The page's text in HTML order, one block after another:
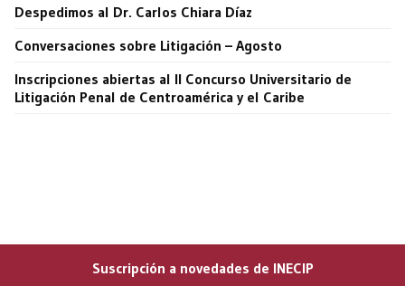
Despedimos al Dr. Carlos Chiara Díaz
Conversaciones sobre Litigación – Agosto
Inscripciones abiertas al II Concurso Universitario de
Litigación Penal de Centroamérica y el Caribe
Suscripción a novedades de INECIP